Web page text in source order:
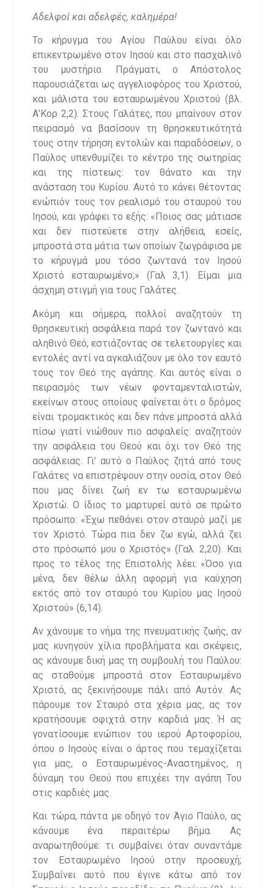
Αδελφοί και αδελφές, καλημέρα!
Το κήρυγμα του Αγίου Παύλου είναι όλο
επικεντρωμένο στον Ιησού και στο πασχαλινό
του μυστήριο. Πράγματι, ο Απόστολος
παρουσιάζεται ως αγγελιοφόρος του Χριστού,
και μάλιστα του εσταυρωμένου Χριστού (βλ.
Α’Κορ 2,2). Στους Γαλάτες, που μπαίνουν στον
πειρασμό να βασίσουν τη θρησκευτικότητά
τους στην τήρηση εντολών και παραδόσεων, ο
Παύλος υπενθυμίζει το κέντρο της σωτηρίας
και της πίστεως: τον θάνατο και την
ανάσταση του Κυρίου. Αυτό το κάνει θέτοντας
ενώπιόν τους τον ρεαλισμό του σταυρού του
Ιησού, και γράφει το εξής: «Ποιος σας μάτιασε
και δεν πιστεύετε στην αλήθεια, εσείς,
μπροστά στα μάτια των οποίων ζωγράφισα με
το κήρυγμά μου τόσο ζωντανά τον Ιησού
Χριστό εσταυρωμένο;» (Γαλ 3,1). Είμαι μια
άσχημη στιγμή για τους Γαλάτες.
Ακόμη και σήμερα, πολλοί αναζητούν τη
θρησκευτική ασφάλεια παρά τον ζωντανό και
αληθινό Θεό, εστιάζοντας σε τελετουργίες και
εντολές αντί να αγκαλιάζουν με όλο τον εαυτό
τους τον Θεό της αγάπης. Και αυτός είναι ο
πειρασμός των νέων φονταμενταλιστών,
εκείνων στους οποίους φαίνεται ότι ο δρόμος
είναι τρομακτικός και δεν πάνε μπροστά αλλά
πίσω γιατί νιώθουν πιο ασφαλείς: αναζητούν
την ασφάλεια του Θεού και όχι τον Θεό της
ασφάλειας. Γι’ αυτό ο Παύλος ζητά από τους
Γαλάτες να επιστρέψουν στην ουσία, στον Θεό
που μας δίνει ζωή εν τω εσταυρωμένω
Χριστώ. Ο ίδιος το μαρτυρεί αυτό σε πρώτο
πρόσωπο: «Έχω πεθάνει στον σταυρό μαζί με
τον Χριστό. Τώρα πια δεν ζω εγώ, αλλά ζει
στο πρόσωπό μου ο Χριστός» (Γαλ. 2,20). Και
προς το τέλος της Επιστολής λέει: «Όσο για
μένα, δεν θέλω άλλη αφορμή για καύχηση
εκτός από τον σταυρό του Κυρίου μας Ιησού
Χριστού» (6,14).
Αν χάνουμε το νήμα της πνευματικής ζωής, αν
μας κυνηγούν χίλια προβλήματα και σκέψεις,
ας κάνουμε δική μας τη συμβουλή του Παύλου:
ας σταθούμε μπροστά στον Εσταυρωμένο
Χριστό, ας ξεκινήσουμε πάλι από Αυτόν. Ας
πάρουμε τον Σταυρό στα χέρια μας, ας τον
κρατήσουμε σφιχτά στην καρδιά μας. Ή ας
γονατίσουμε ενώπιον του ιερού Αρτοφορίου,
όπου ο Ιησούς είναι ο άρτος που τεμαχίζεται
για μας, ο Εσταυρωμένος-Αναστημένος, η
δύναμη του Θεού που επιχέει την αγάπη Του
στις καρδιές μας.
Και τώρα, πάντα με οδηγό τον Άγιο Παύλο, ας
κάνουμε ένα περαιτέρω βήμα. Ας
αναρωτηθούμε: τι συμβαίνει όταν συναντάμε
τον Εσταυρωμένο Ιησού στην προσευχή;
Συμβαίνει αυτό που έγινε κάτω από τον